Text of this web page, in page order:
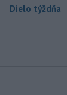
Dielo týždňa